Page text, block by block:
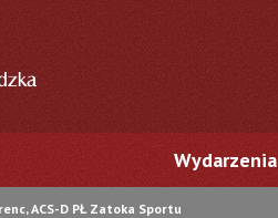
Wydarzenia
ACS-D PŁ Zatoka Sportu